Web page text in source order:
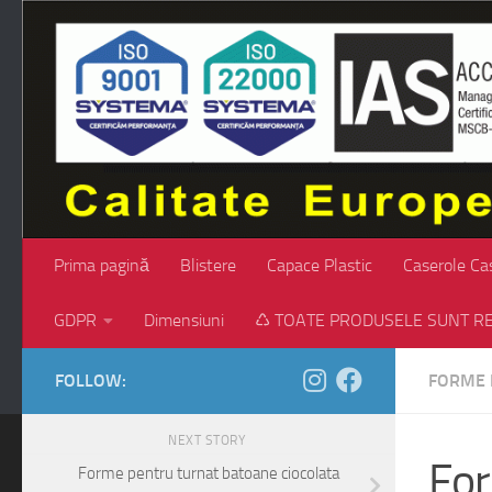
Skip to content
Prima pagină Blistere Capace Plastic Caserole
GDPR Dimensiuni ♺ TOATE PRODUSELE SUNT
FORME
FOLLOW:
NEXT STORY
Forme pentru turnat batoane ciocolata